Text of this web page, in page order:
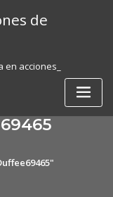
de
acciones_